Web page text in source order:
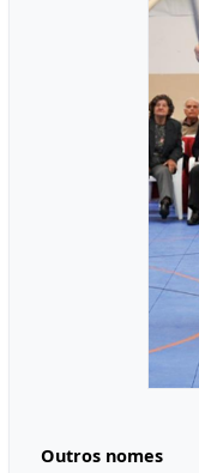
Outros nomes